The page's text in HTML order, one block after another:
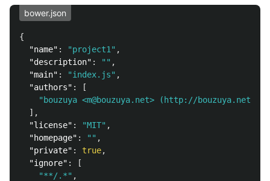
bower.json
{
"name" : "project1" ,
"description" : "" ,
"main" : "index.js" ,
"authors" :
[
"bouzuya <m@bouzuya.net> (http://bouzuya.net/)"
],
"license" : "MIT" ,
"homepage" : "" ,
"private" : true,
"ignore" :
[
"**/.*" ,